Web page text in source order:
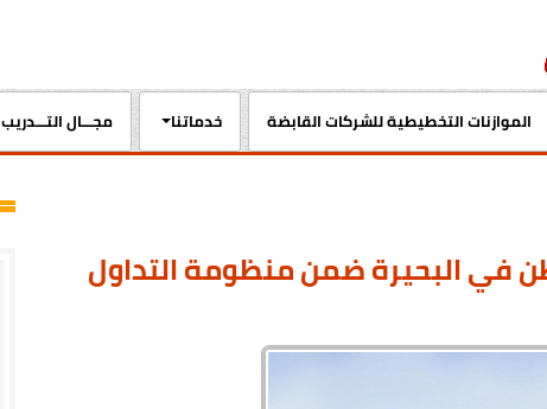
الموازنات التخطيطية للشركات القابضة خدماتنا مجـــال التـــدريب
في البحيرة ضمن منظومة التداول